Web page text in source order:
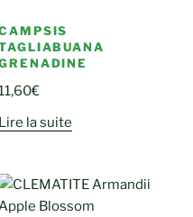
€
Lire la suite